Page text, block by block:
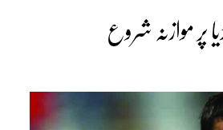
پر موازنہ شروع